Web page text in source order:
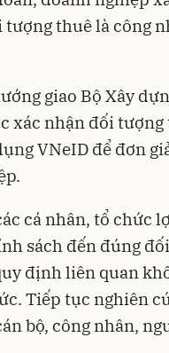
thuê là công
giao Bộ Xây
xác nhận đối tượng
VNeID để đơn
cá nhân, tổ chức
sách đến đúng đối
định liên quan
Tiếp tục nghiên
bộ, công nhân,